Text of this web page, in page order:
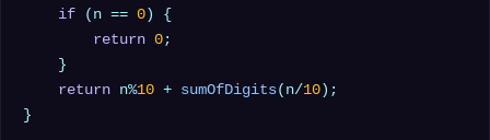
if (n == 0 ) {
return 0;
    }
return n%10 + sumOfDigits(n/10 );
}